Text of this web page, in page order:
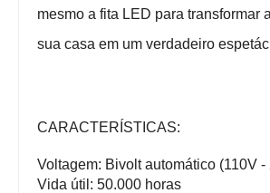
mesmo a fita LED para transformar
sua casa em um verdadeiro
CARACTERÍSTICAS:
Voltagem: Bivolt automático (110V -
Vida útil: 50.000 horas